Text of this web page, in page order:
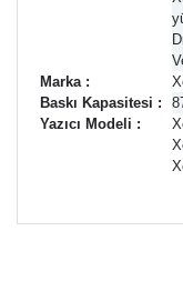
Marka :
Baskı Kapasitesi :
Yazıcı Modeli :
Bu ürünün fiyat